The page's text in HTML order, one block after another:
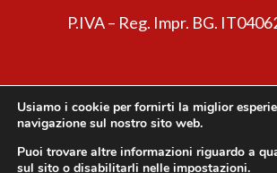
P.IVA – Reg. Impr. BG.
Usiamo i cookie per fornirti la miglior
navigazione sul nostro sito web.
Puoi trovare altre informazioni riguardo a
sul sito o disabilitarli nelle impostazioni.